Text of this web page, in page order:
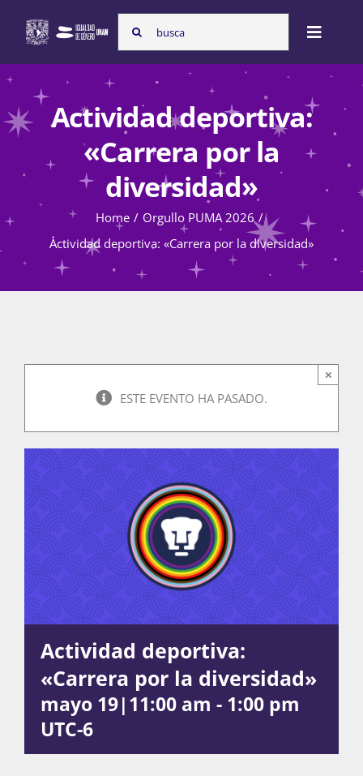
content
Search
for:
Toggle
Nosotras
Programas
Atención de la violencia de género
La Boletina
Blog
Recursos
Súmate
Publicaciones
Actividad deportiva:
«Carrera por la
diversidad»
Home
Orgullo PUMA 2026
Actividad deportiva: «Carrera por la diversidad»
ESTE EVENTO HA PASADO.
×
Actividad deportiva:
«Carrera por la diversidad»
mayo 19|11:00 am - 1:00 pm
UTC-6